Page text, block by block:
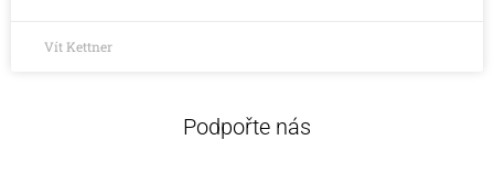
Vít Kettner
Podpořte nás